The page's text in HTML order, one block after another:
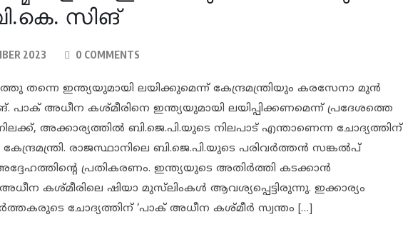
സിങ്
2023 0 COMMENTS
തന്നെ ഇന്ത്യയുമായി ലയിക്കുമെന്ന് കേന്ദ്രമന്ത്രിയും കരസേനാ മുന്‍
പാക് അധീന കശ്മീരിനെ ഇന്ത്യയുമായി ലയിപ്പിക്കണമെന്ന് പ്രദേശത്തെ
അക്കാര്യത്തില്‍ ബി.ജെ.പി.യുടെ നിലപാട് എന്താണെന്ന ചോദ്യത്തിന്
രാജസ്ഥാനിലെ ബി.ജെ.പി.യുടെ പരിവര്‍ത്തന്‍ സങ്കല്‍പ്
പ്രതികരണം. ഇന്ത്യയുടെ അതിര്‍ത്തി കടക്കാന്‍
കശ്മീരിലെ ഷിയാ മുസ്‌ലിംകള്‍ ആവശ്യപ്പെട്ടിരുന്നു. ഇക്കാര്യം
ചോദ്യത്തിന് ‘പാക് അധീന കശ്മീര്‍ സ്വന്തം […]